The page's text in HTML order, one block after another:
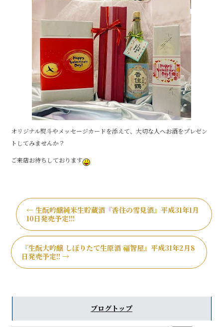
o
o
オリジナル熨斗やメッセージカードを添えて、大切な人へお酒をプレゼン
トしてみませんか？
ご来店お待ちしております
← 生酛吟醸純米生貯蔵酒『香住の雪見酒』平成31年1月
10日発売予定!!!
『生酛大吟醸 しぼりたて生原酒 福智屋』平成31年2月8
日発売予定!!→
ブログトップ